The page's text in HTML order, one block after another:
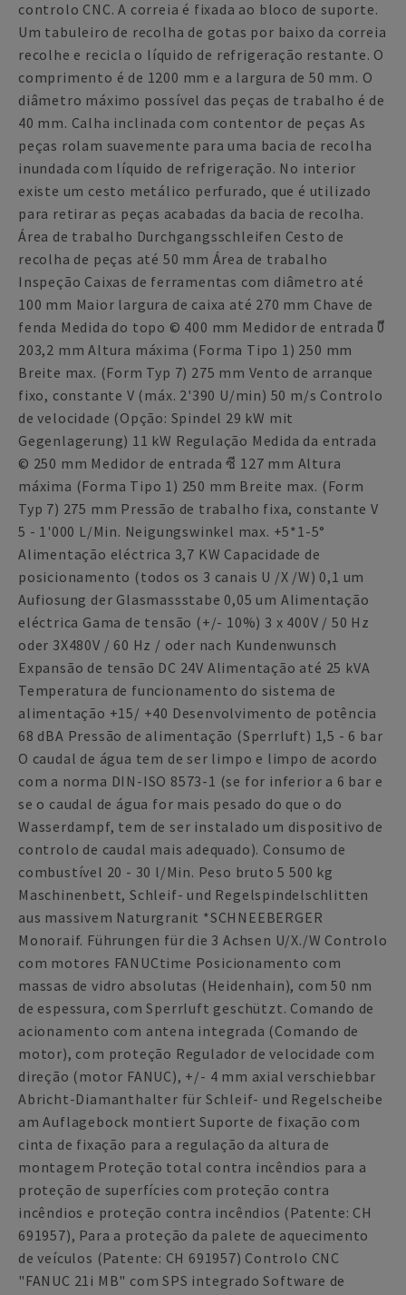
controlo CNC. A correia é fixada ao bloco de suporte.
Um tabuleiro de recolha de gotas por baixo da correia
recolhe e recicla o líquido de refrigeração restante. O
comprimento é de 1200 mm e a largura de 50 mm. O
diâmetro máximo possível das peças de trabalho é de
40 mm. Calha inclinada com contentor de peças As
peças rolam suavemente para uma bacia de recolha
inundada com líquido de refrigeração. No interior
existe um cesto metálico perfurado, que é utilizado
para retirar as peças acabadas da bacia de recolha.
Área de trabalho Durchgangsschleifen Cesto de
recolha de peças até 50 mm Área de trabalho
Inspeção Caixas de ferramentas com diâmetro até
100 mm Maior largura de caixa até 270 mm Chave de
fenda Medida do topo © 400 mm Medidor de entrada 0ี
203,2 mm Altura máxima (Forma Tipo 1) 250 mm
Breite max. (Form Typ 7) 275 mm Vento de arranque
fixo, constante V (máx. 2'390 U/min) 50 m/s Controlo
de velocidade (Opção: Spindel 29 kW mit
Gegenlagerung) 11 kW Regulação Medida da entrada
© 250 mm Medidor de entrada ซี 127 mm Altura
máxima (Forma Tipo 1) 250 mm Breite max. (Form
Typ 7) 275 mm Pressão de trabalho fixa, constante V
5 - 1'000 L/Min. Neigungswinkel max. +5*1-5°
Alimentação eléctrica 3,7 KW Capacidade de
posicionamento (todos os 3 canais U /X /W) 0,1 um
Aufiosung der Glasmassstabe 0,05 um Alimentação
eléctrica Gama de tensão (+/- 10%) 3 x 400V / 50 Hz
oder 3X480V / 60 Hz / oder nach Kundenwunsch
Expansão de tensão DC 24V Alimentação até 25 kVA
Temperatura de funcionamento do sistema de
alimentação +15/ +40 Desenvolvimento de potência
68 dBA Pressão de alimentação (Sperrluft) 1,5 - 6 bar
O caudal de água tem de ser limpo e limpo de acordo
com a norma DIN-ISO 8573-1 (se for inferior a 6 bar e
se o caudal de água for mais pesado do que o do
Wasserdampf, tem de ser instalado um dispositivo de
controlo de caudal mais adequado). Consumo de
combustível 20 - 30 l/Min. Peso bruto 5 500 kg
Maschinenbett, Schleif- und Regelspindelschlitten
aus massivem Naturgranit *SCHNEEBERGER
Monoraif. Führungen für die 3 Achsen U/X./W Controlo
com motores FANUCtime Posicionamento com
massas de vidro absolutas (Heidenhain), com 50 nm
de espessura, com Sperrluft geschützt. Comando de
acionamento com antena integrada (Comando de
motor), com proteção Regulador de velocidade com
direção (motor FANUC), +/- 4 mm axial verschiebbar
Abricht-Diamanthalter für Schleif- und Regelscheibe
am Auflagebock montiert Suporte de fixação com
cinta de fixação para a regulação da altura de
montagem Proteção total contra incêndios para a
proteção de superfícies com proteção contra
incêndios e proteção contra incêndios (Patente: CH
691957), Para a proteção da palete de aquecimento
de veículos (Patente: CH 691957) Controlo CNC
"FANUC 21i MB" com SPS integrado Software de